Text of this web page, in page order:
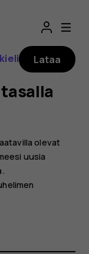
Lataa
olevat
uusia